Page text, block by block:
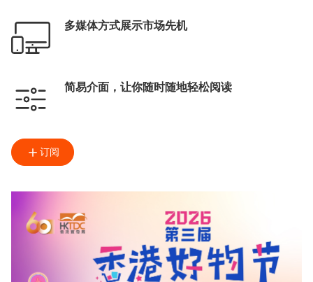
多媒体方式展示市场先机
简易介面，让你随时随地轻松阅读
订阅